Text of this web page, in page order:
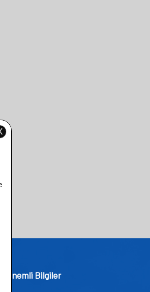
Önemli Bilgiler